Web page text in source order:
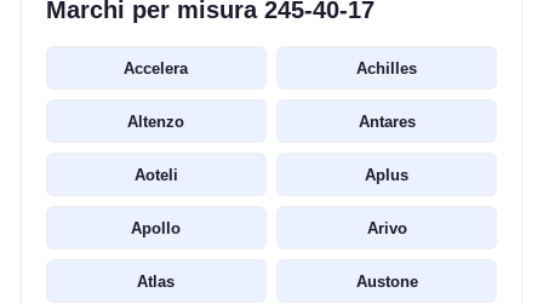
Marchi per misura 245-40-17
Accelera Achilles
Altenzo Antares
Aoteli Aplus
Apollo Arivo
Atlas Austone